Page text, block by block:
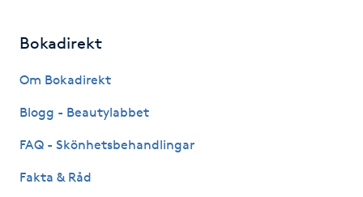
Hypnos
Hårborttagning
Hårförlängning
Bokadirekt
Om Bokadirekt
Blogg - Beautylabbet
FAQ - Skönhetsbehandlingar
Fakta & Råd